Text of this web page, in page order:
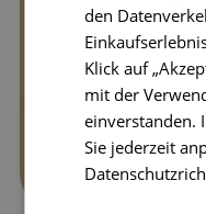
den
Klick auf
mit der
einverstanden.
Sie jederzeit